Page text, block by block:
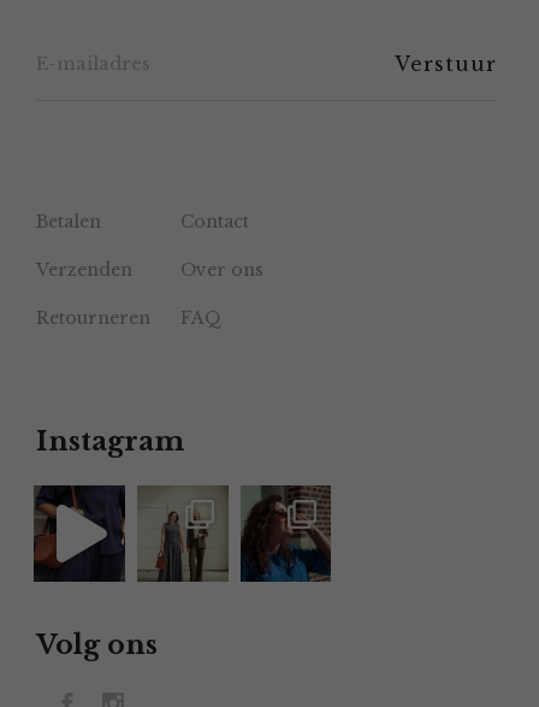
Betalen Contact
Verzenden Over ons
Retourneren FAQ
Instagram
Volg ons